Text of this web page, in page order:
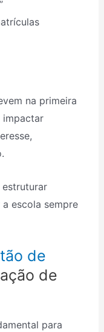
na primeira
impactar
escola sempre
de
de
para